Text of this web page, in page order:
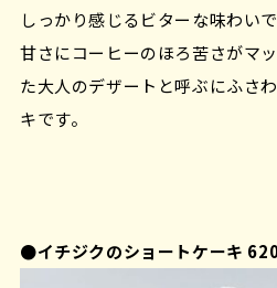
しっかり感じるビターな味わい
甘さにコーヒーのほろ苦さがマ
た大人のデザートと呼ぶにふさ
キです。
●イチジクのショートケーキ 620